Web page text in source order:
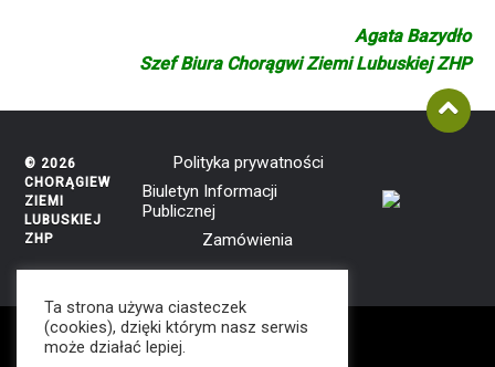
Agata Bazydło
Szef Biura Chorągwi Ziemi Lubuskiej ZHP
© 2026
CHORĄGIEW
ZIEMI
LUBUSKIEJ
ZHP
Polityka prywatności
Biuletyn Informacji
Publicznej
Zamówienia
Ta strona używa ciasteczek
(cookies), dzięki którym nasz serwis
może działać lepiej.